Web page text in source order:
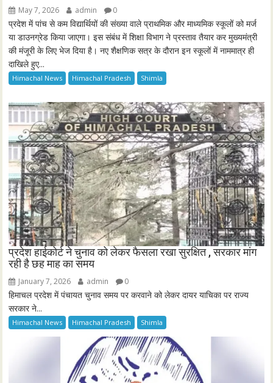
May 7, 2026 admin 0
प्रदेश में पांच से कम विद्यार्थियों की संख्या वाले प्राथमिक और माध्यमिक स्कूलों को मर्ज
या डाउनग्रेड किया जाएगा। इस संबंध में शिक्षा विभाग ने प्रस्ताव तैयार कर मुख्यमंत्री
की मंजूरी के लिए भेज दिया है। नए शैक्षणिक सत्र के दौरान इन स्कूलों में नाममात्र ही
दाखिले हुए...
Himachal News Himachal Pradesh Shimla
प्रदेश हाईकोर्ट ने चुनाव को लेकर फैसला रखा सुरक्षित , सरकार मांग
रही है छह माह का समय
January 7, 2026 admin 0
हिमाचल प्रदेश में पंचायत चुनाव समय पर करवाने को लेकर दायर याचिका पर राज्य
सरकार ने...
Himachal News Himachal Pradesh Shimla